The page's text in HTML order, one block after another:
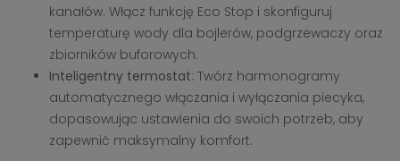
kanałów. Włącz funkcję Eco Stop i skonfiguruj
temperaturę wody dla bojlerów, podgrzewaczy oraz
zbiorników buforowych.
Inteligentny termostat: Twórz harmonogramy
automatycznego włączania i wyłączania piecyka,
dopasowując ustawienia do swoich potrzeb, aby
zapewnić maksymalny komfort.